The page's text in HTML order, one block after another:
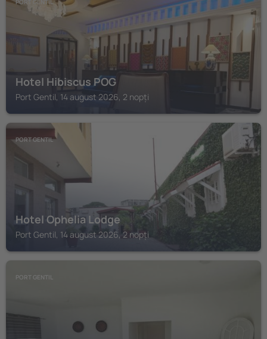
PORT GENTIL
Hotel Hibiscus POG
Port Gentil, 14 august 2026, 2 nopți
PORT GENTIL
Hotel Ophelia Lodge
Port Gentil, 14 august 2026, 2 nopți
PORT GENTIL